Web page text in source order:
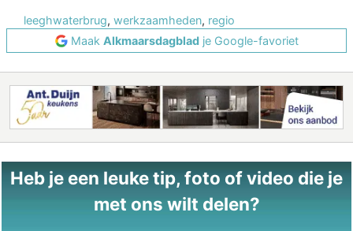
leeghwaterbrug, werkzaamheden, regio
Maak Alkmaarsdagbladje Google-favoriet
Heb je een leuke tip, foto of video die je
met ons wilt delen?